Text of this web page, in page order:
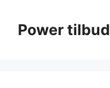
indholdPower tilbud